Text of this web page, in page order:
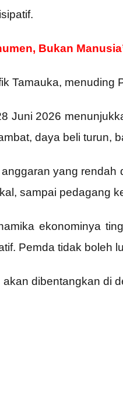
Bukan
Tamauka,
Juni 2026
daya beli turun,
yang
sampai pedagang
ekonominya
Pemda tidak boleh
dibentangkan di